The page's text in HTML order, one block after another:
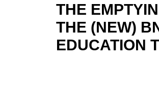
THE
THE (NEW)
EDUCATION